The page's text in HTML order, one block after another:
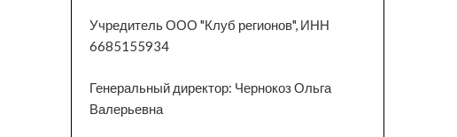
Учредитель ООО "Клуб регионов", ИНН
6685155934
Генеральный директор: Чернокоз Ольга
Валерьевна